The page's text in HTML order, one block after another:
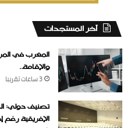
‏آخر المستجدات
والإقامة..
3 ساعات ‏تقريبا
تصنيف دولي:
الإفريقية رغم